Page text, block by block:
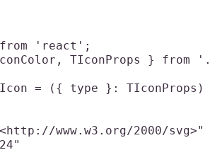
from 'react';
TIconProps }
= ({ type }: TIconProps)
www.w3.org/2000/svg>"